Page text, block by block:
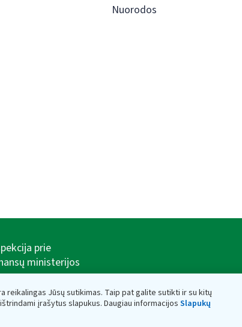
reikalingas Jūsų sutikimas. Taip pat galite sutikti ir su kitų
įrašytus slapukus. Daugiau informacijos Slapukų
Nuorodos
prie
ministerijos
Vilnius, Lietuva,
dėžutės adresas